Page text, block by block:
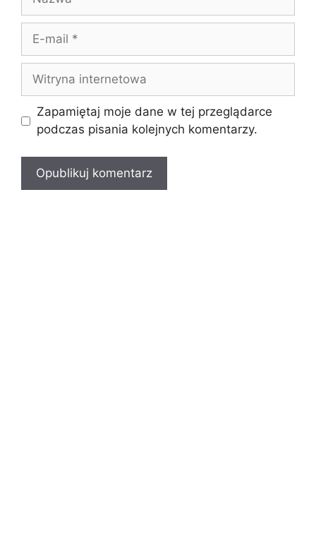
Witryna
internetowa
Zapamiętaj moje dane w tej przeglądarce
podczas pisania kolejnych komentarzy.